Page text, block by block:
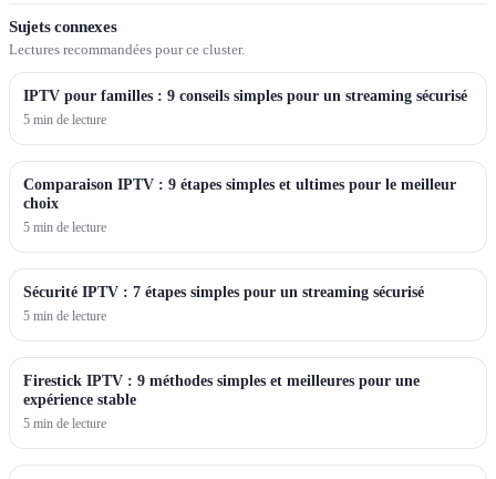
Sujets connexes
Lectures recommandées pour ce cluster.
IPTV pour familles : 9 conseils simples pour un streaming sécurisé
5 min de lecture
Comparaison IPTV : 9 étapes simples et ultimes pour le meilleur
choix
5 min de lecture
Sécurité IPTV : 7 étapes simples pour un streaming sécurisé
5 min de lecture
Firestick IPTV : 9 méthodes simples et meilleures pour une
expérience stable
5 min de lecture